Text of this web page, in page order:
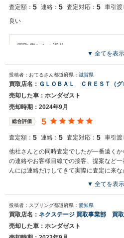
査定額： 5 連絡： 5 査定対応： 5 車引渡
良い
買取店からの返信
お世話になっております。株式会社ネ
た。今後もご満足いただけるよう精進
同、またのご利用お待ちしております。
▼ 全てを表
投稿者：おてるさん都道府県： 滋賀県
買取店名： ＧＬＯＢＡＬ ＣＲＥＳＴ（グ
売却した車：ホンダゼスト
売却時期：2024年9月
総合評価 5
査定額： 5 連絡： 5 査定対応： 5 車引渡
他社さんとの同時査定でしたが一番遠く
の連絡やお客様目線での接客、提案など
んには連絡だけしてきて実際に査定に来
写真を送ったにも関わらず査定の回答を
ます。 この先また車を手放す際はお願い
した。
買取店からの返信
GC守山の畠中です。 川名部さん、弊社
ました！ 川名部さんのお人柄のおかげで他社様との同時査定も和やか
な雰囲気で ご商談させていただけました。 次回もぜひお声がけい
けると喜ばしく存じます。 この度はあ
▼ 全てを表
投稿者：スプリング都道府県： 愛知県
買取店名： ネクステージ 買取事業部 買
売却した車：ホンダゼスト